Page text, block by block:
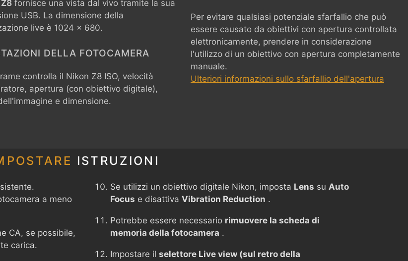
fornisce una vista dal vivo tramite la sua
USB. La dimensione della
live è 1024 x 680.
DELLA FOTOCAMERA
controlla il Nikon Z8 ISO, velocità
apertura (con obiettivo digitale),
e dimensione.
Per evitare qualsiasi potenziale sfarfallio che può
essere causato da obiettivi con apertura controllata
elettronicamente, prendere in considerazione
l'utilizzo di un obiettivo con apertura completamente
manuale.
Ulteriori informazioni sullo sfarfallio dell'apertura
ISTRUZIONI
a meno
CA, se possibile,
carica.
Se utilizzi un obiettivo digitale Nikon, imposta Lens su Auto
Focus e disattiva Vibration Reduction .
Potrebbe essere necessario rimuovere la scheda di
memoria della fotocamera .
Impostare il selettore Live view (sul retro della